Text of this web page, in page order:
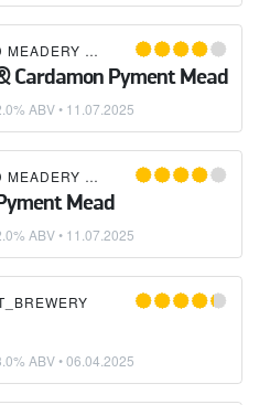
STEPPE & WIND MEADERY (СТЕПЬ И ВЕТЕР)
Cardamon Pyment Mead
ABV • 11.07.2025
STEPPE & WIND MEADERY (СТЕПЬ И ВЕТЕР)
Mead
ABV • 11.07.2025
ABV •06.04.2025